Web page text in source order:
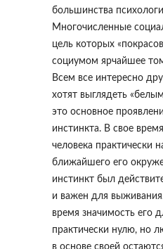
большинства
Многочисленные
цель которых
социумом ярчайшее
Всем все интересно
хотят выглядеть
это основное
инстинкта. В свое
человека практически
ближайшего его
инстинкт был
и важен для
время значимость его
практически нулю, но
в основе своей